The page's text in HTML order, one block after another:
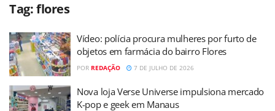
Tag:flores
Vídeo: polícia procura mulheres por furto de
objetos em farmácia do bairro Flores
POR REDAÇÃO 7 DE JULHO DE 2026
Nova loja Verse Universe impulsiona mercado
K-pop e geek em Manaus